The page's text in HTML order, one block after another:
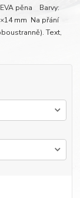
pěna Barvy:
mm Na přání
Text,